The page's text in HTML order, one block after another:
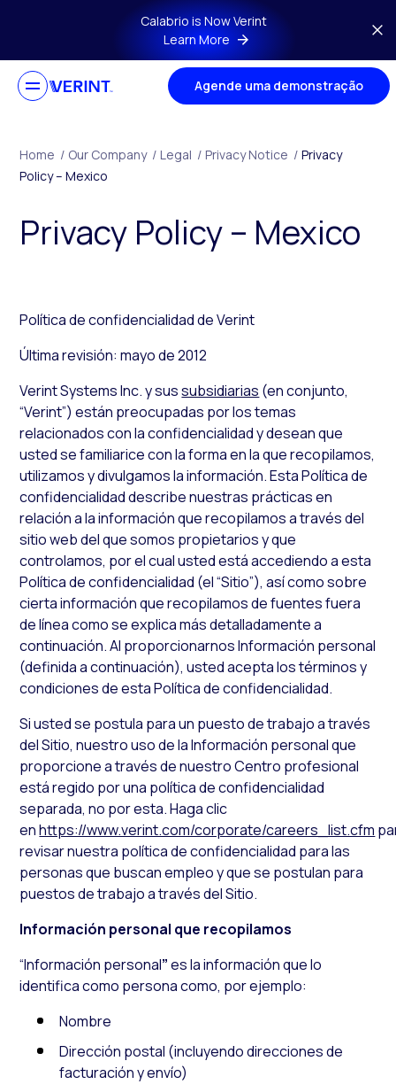
Skip to main contentCalabrio is Now Verint
Learn More
Agende uma demonstração
Home / Our Company / Legal / Privacy Notice / Privacy
Policy – Mexico
Privacy Policy – Mexico
Política de confidencialidad de Verint
Última revisión: mayo de 2012
Verint Systems Inc. y sussubsidiarias (en conjunto,
“Verint”) están preocupadas por los temas
relacionados con la confidencialidad y desean que
usted se familiarice con la forma en la que recopilamos,
utilizamos y divulgamos la información. Esta Política de
confidencialidad describe nuestras prácticas en
relación a la información que recopilamos a través del
sitio web del que somos propietarios y que
controlamos, por el cual usted está accediendo a esta
Política de confidencialidad (el “Sitio”), así como sobre
cierta información que recopilamos de fuentes fuera
de línea como se explica más detalladamente a
continuación. Al proporcionarnos Información personal
(definida a continuación), usted acepta los términos y
condiciones de esta Política de confidencialidad.
Si usted se postula para un puesto de trabajo a través
del Sitio, nuestro uso de la Información personal que
proporcione a través de nuestro Centro profesional
está regido por una política de confidencialidad
separada, no por esta. Haga clic
enhttps://www.verint.com/corporate/careers_list.cfm
revisar nuestra política de confidencialidad para las
personas que buscan empleo y que se postulan para
puestos de trabajo a través del Sitio.
Información personal que recopilamos
“Información personal”es la información que lo
identifica como persona como, por ejemplo:
Nombre
Dirección postal (incluyendo direcciones de
facturación y envío)